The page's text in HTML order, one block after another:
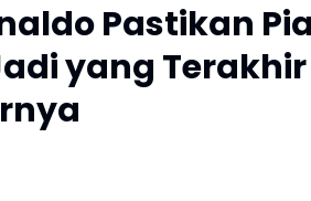
Pastikan
yang Terakhir